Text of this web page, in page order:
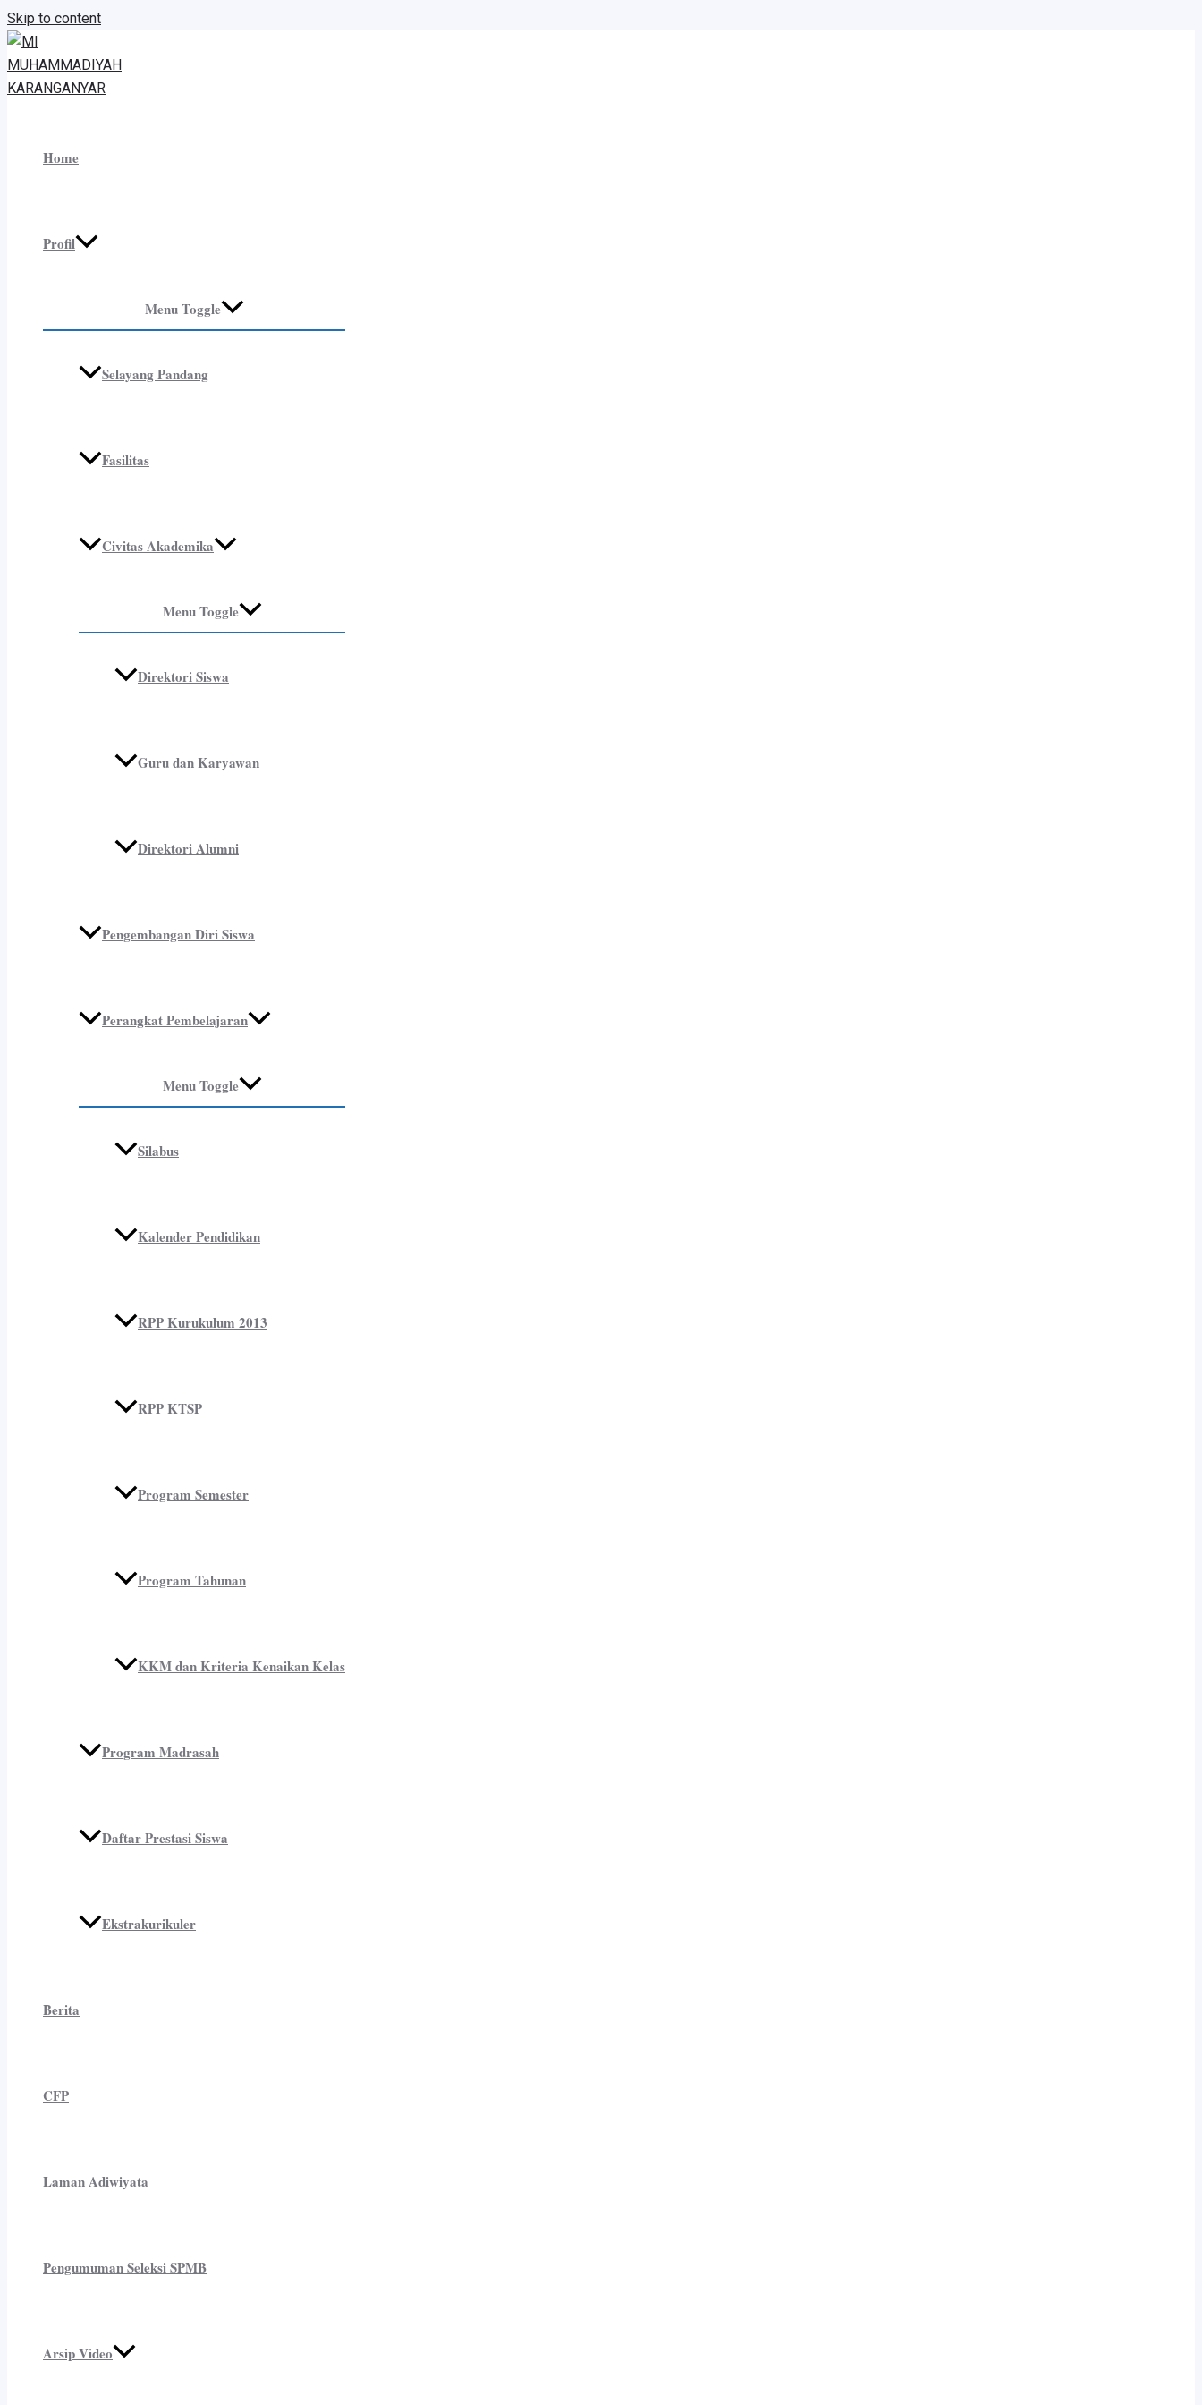
Skip to content
Home
Profil
Menu Toggle
Selayang Pandang
Fasilitas
Civitas Akademika
Menu Toggle
Direktori Siswa
Guru dan Karyawan
Direktori Alumni
Pengembangan Diri Siswa
Perangkat Pembelajaran
Menu Toggle
Silabus
Kalender Pendidikan
RPP Kurukulum 2013
RPP KTSP
Program Semester
Program Tahunan
KKM dan Kriteria Kenaikan Kelas
Program Madrasah
Daftar Prestasi Siswa
Ekstrakurikuler
Berita
CFP
Laman Adiwiyata
Pengumuman Seleksi SPMB
Arsip Video